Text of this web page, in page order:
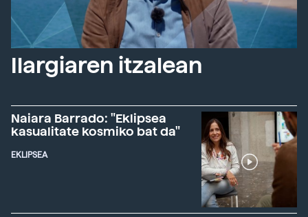
Ilargiaren itzalean
Naiara Barrado: "Eklipsea
kasualitate kosmiko bat da"
EKLIPSEA